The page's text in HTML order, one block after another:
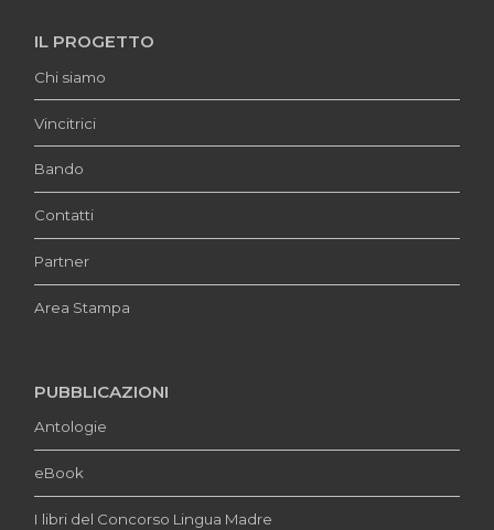
IL PROGETTO
Chi siamo
Vincitrici
Bando
Contatti
Partner
Area Stampa
PUBBLICAZIONI
Antologie
eBook
I libri del Concorso Lingua Madre